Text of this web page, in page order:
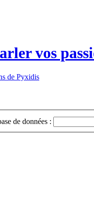
vos
de données :